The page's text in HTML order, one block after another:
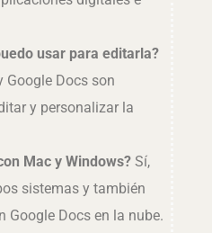
usar para editarla?
Google Docs son
y personalizar la
Mac y Windows?Sí,
sistemas y también
Google Docs en la nube.